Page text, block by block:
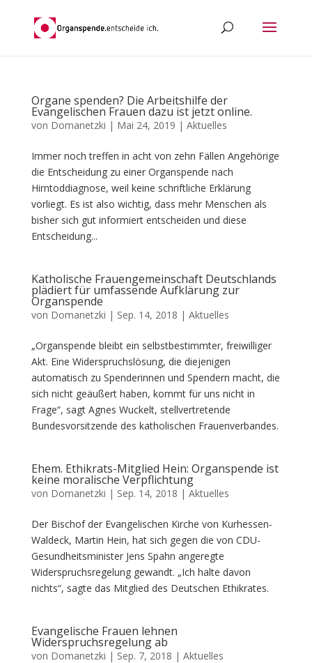
Organe spenden? Die Arbeitshilfe der
Evangelischen Frauen dazu ist jetzt online.
von Domanetzki | Mai 24, 2019 | Aktuelles
Immer noch treffen in acht von zehn Fällen Angehörige
die Entscheidung zu einer Organspende nach
Hirntoddiagnose, weil keine schriftliche Erklärung
vorliegt. Es ist also wichtig, dass mehr Menschen als
bisher sich gut informiert entscheiden und diese
Entscheidung...
Katholische Frauengemeinschaft Deutschlands
plädiert für umfassende Aufklärung zur
Organspende
von Domanetzki | Sep. 14, 2018 | Aktuelles
„Organspende bleibt ein selbstbestimmter, freiwilliger
Akt. Eine Widerspruchslösung, die diejenigen
automatisch zu Spenderinnen und Spendern macht, die
sich nicht geäußert haben, kommt für uns nicht in
Frage“, sagt Agnes Wuckelt, stellvertretende
Bundesvorsitzende des katholischen Frauenverbandes.
Ehem. Ethikrats-Mitglied Hein: Organspende ist
keine moralische Verpflichtung
von Domanetzki | Sep. 14, 2018 | Aktuelles
Der Bischof der Evangelischen Kirche von Kurhessen-
Waldeck, Martin Hein, hat sich gegen die von CDU-
Gesundheitsminister Jens Spahn angeregte
Widerspruchsregelung gewandt. „Ich halte davon
nichts“, sagte das Mitglied des Deutschen Ethikrates.
Evangelische Frauen lehnen
Widerspruchsregelung ab
von Domanetzki | Sep. 7, 2018 | Aktuelles